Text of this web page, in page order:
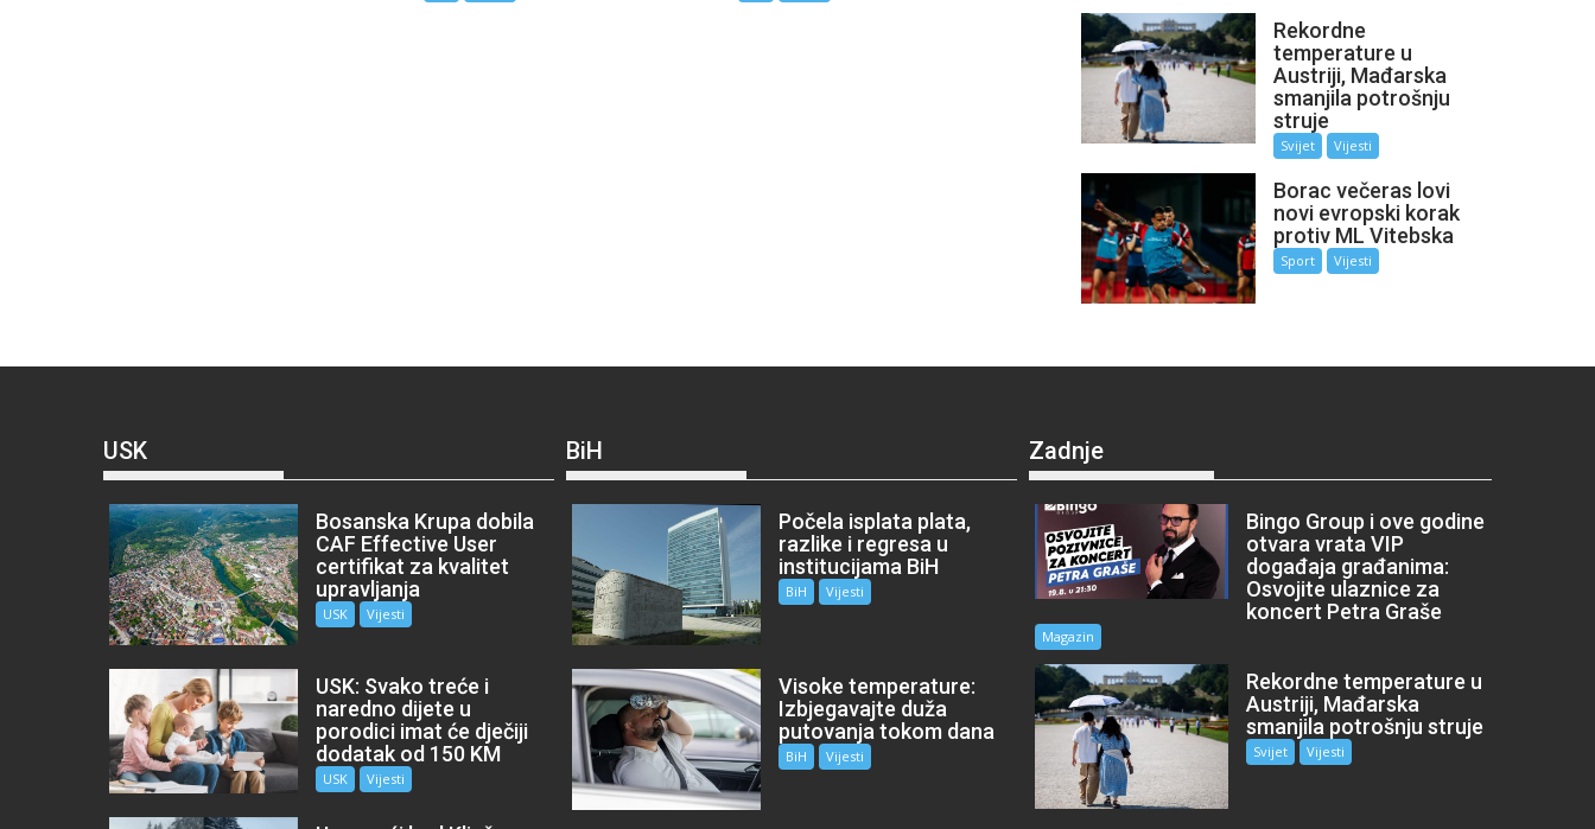
Rekordne
temperature u
Austriji, Mađarska
smanjila potrošnju
struje
Svijet Vijesti
Borac večeras lovi
novi evropski korak
protiv ML Vitebska
Sport Vijesti
USK
Bosanska Krupa dobila
CAF Effective User
certifikat za kvalitet
upravljanja
USK Vijesti
USK: Svako treće i
naredno dijete u
porodici imat će dječiji
dodatak od 150 KM
USK Vijesti
BiH
Počela isplata plata,
razlike i regresa u
institucijama BiH
BiH Vijesti
Visoke temperature:
Izbjegavajte duža
putovanja tokom dana
BiH Vijesti
Zadnje
Bingo Group i ove godine
otvara vrata VIP
događaja građanima:
Osvojite ulaznice za
koncert Petra Graše
Magazin
Rekordne temperature u
Austriji, Mađarska
smanjila potrošnju struje
Svijet Vijesti